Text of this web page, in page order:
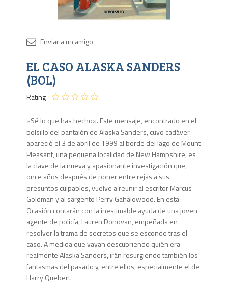
EL CASO ALASKA SANDERS
(BOL)
Rating
«Sé lo que has hecho». Este mensaje, encontrado en el
bolsillo del pantalón de Alaska Sanders, cuyo cadáver
apareció el 3 de abril de 1999 al borde del lago de Mount
Pleasant, una pequeña localidad de New Hampshire, es
la clave de la nueva y apasionante investigación que,
once años después de poner entre rejas a sus
presuntos culpables, vuelve a reunir al escritor Marcus
Goldman y al sargento Perry Gahalowood. En esta
Ocasión contarán con la inestimable ayuda de una joven
agente de policía, Lauren Donovan, empeñada en
resolver la trama de secretos que se esconde tras el
caso. A medida que vayan descubriendo quién era
realmente Alaska Sanders, irán resurgiendo también los
fantasmas del pasado y, entre ellos, especialmente el de
Harry Quebert.